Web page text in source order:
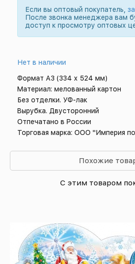
Если вы оптовый покупатель,
После звонка менеджера вам
доступ к просмотру оптовых
Нет в наличии
Формат А3 (334 х 524 мм)
Материал: мелованный картон
Без отделки. УФ-лак
Вырубка. Двусторонний
Отпечатано в России
Торговая марка: ООО "Империя
Похожие
С этим товаром